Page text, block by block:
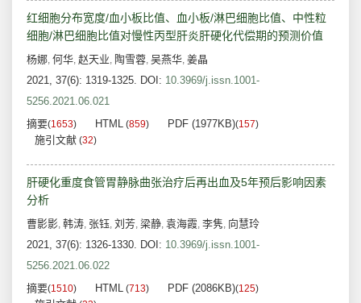
红细胞分布宽度/血小板比值、血小板/淋巴细胞比值、中性粒
细胞/淋巴细胞比值对慢性丙型肝炎肝硬化代偿期的预测价值
杨娜, 何华, 赵天业, 陶雪蓉, 吴燕华, 姜晶
2021, 37(6): 1319-1325. DOI: 10.3969/j.issn.1001-
5256.2021.06.021
摘要(1653) HTML (859) PDF (1977KB)(157)
施引文献 (32)
肝硬化重度食管胃静脉曲张治疗后再出血及5年预后影响因素
分析
曹影影, 韩涛, 张钰, 刘芳, 梁静, 袁海霞, 李隽, 向慧玲
2021, 37(6): 1326-1330. DOI: 10.3969/j.issn.1001-
5256.2021.06.022
摘要(1510) HTML (713) PDF (2086KB)(125)